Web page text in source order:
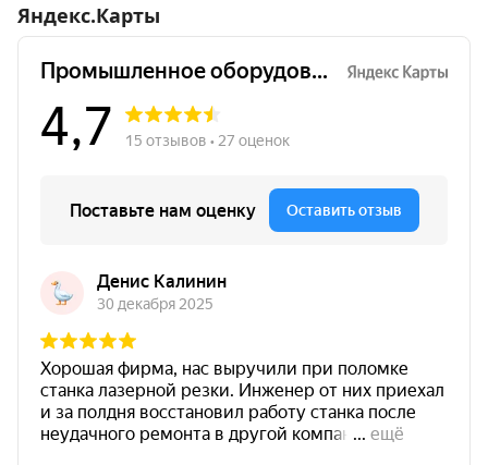
Яндекс.Карты